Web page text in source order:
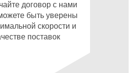
договор с нами
быть уверены
скорости и
поставок